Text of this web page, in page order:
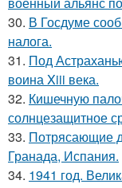
30. В Госдуме
налога.
31. Под
воина Xiii века.
32. Кишечную
солнцезащитное
33. Потрясающие
Гранада, Испания.
34. 1941 год.